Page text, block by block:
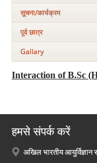
सूचना/कार्यक्रम
पूर्व छात्र
Gallary
Interaction of B.Sc
हमसे संपर्क करें
अखिल भारतीय आयुर्विज्ञान